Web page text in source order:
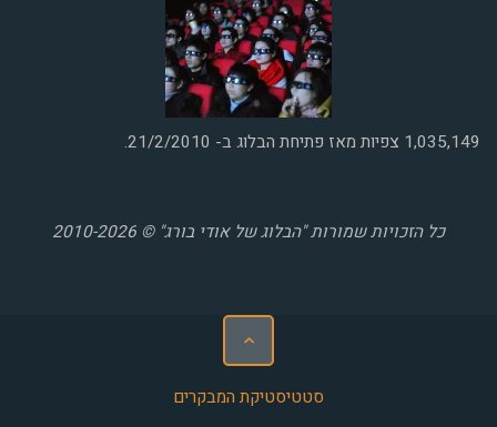
1,035,149 צפיות מאז פתיחת הבלוג ב- 21/2/2010.
כל הזכויות שמורות "הבלוג של אודי בורג" © 2010-2026
סטטיסטיקת המבקרים